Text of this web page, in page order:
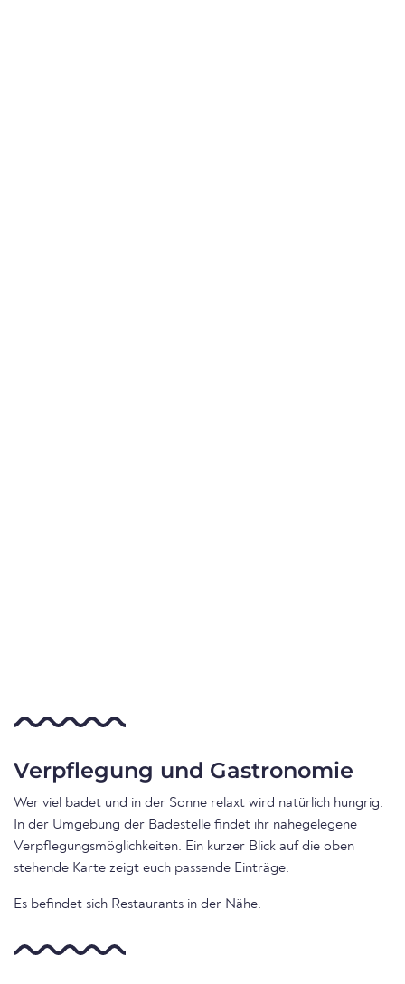
Verpflegung und Gastronomie
Wer viel badet und in der Sonne relaxt wird natürlich hungrig.
In der Umgebung der Badestelle findet ihr nahegelegene
Verpflegungsmöglichkeiten. Ein kurzer Blick auf die oben
stehende Karte zeigt euch passende Einträge.
Es befindet sich Restaurants in der Nähe.